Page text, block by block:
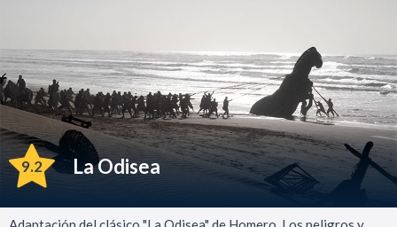
9.2 La Odisea